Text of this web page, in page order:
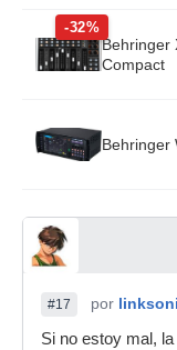
-32%
Behringer
Compact
Behringer
#17 por
Si no estoy mal,